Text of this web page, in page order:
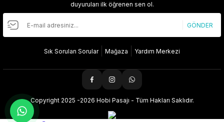
duyuruları ilk öğrenen sen ol.
GÖNDER
Sık Sorulan Sorular Mağaza Yardım Merkezi
Copyright 2025 -2026 Hobi Pasajı - Tüm Hakları Saklıdır.